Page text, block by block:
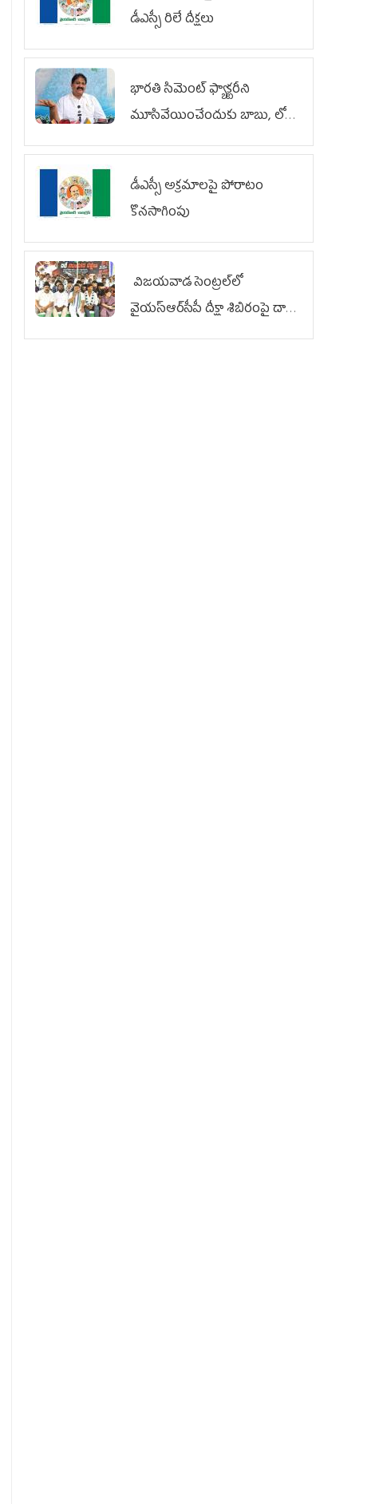
డీఎస్సీ రిలే దీక్షలు
భారతి సిమెంట్ ఫ్యాక్టరీని
మూసివేయించేందుకు బాబు, లోకేశ్
కుట్ర
డీఎస్సీ అక్రమాలపై పోరాటం
కొనసాగింపు
విజయవాడ సెంట్రల్‌లో
వైయ‌స్ఆర్‌సీపీ దీక్షా శిబిరంపై దాడి
దుర్మార్గం